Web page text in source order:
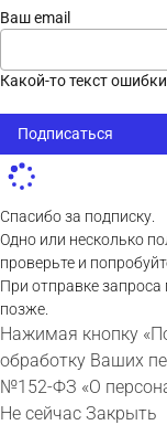
Ваш email
Какой-то текст ошибки
Подписаться
Спасибо за подписку.
Одно или несколько
проверьте и
При отправке
позже.
Нажимая кнопку
обработку Ваших
№152-ФЗ «О
Не сейчас Закрыть